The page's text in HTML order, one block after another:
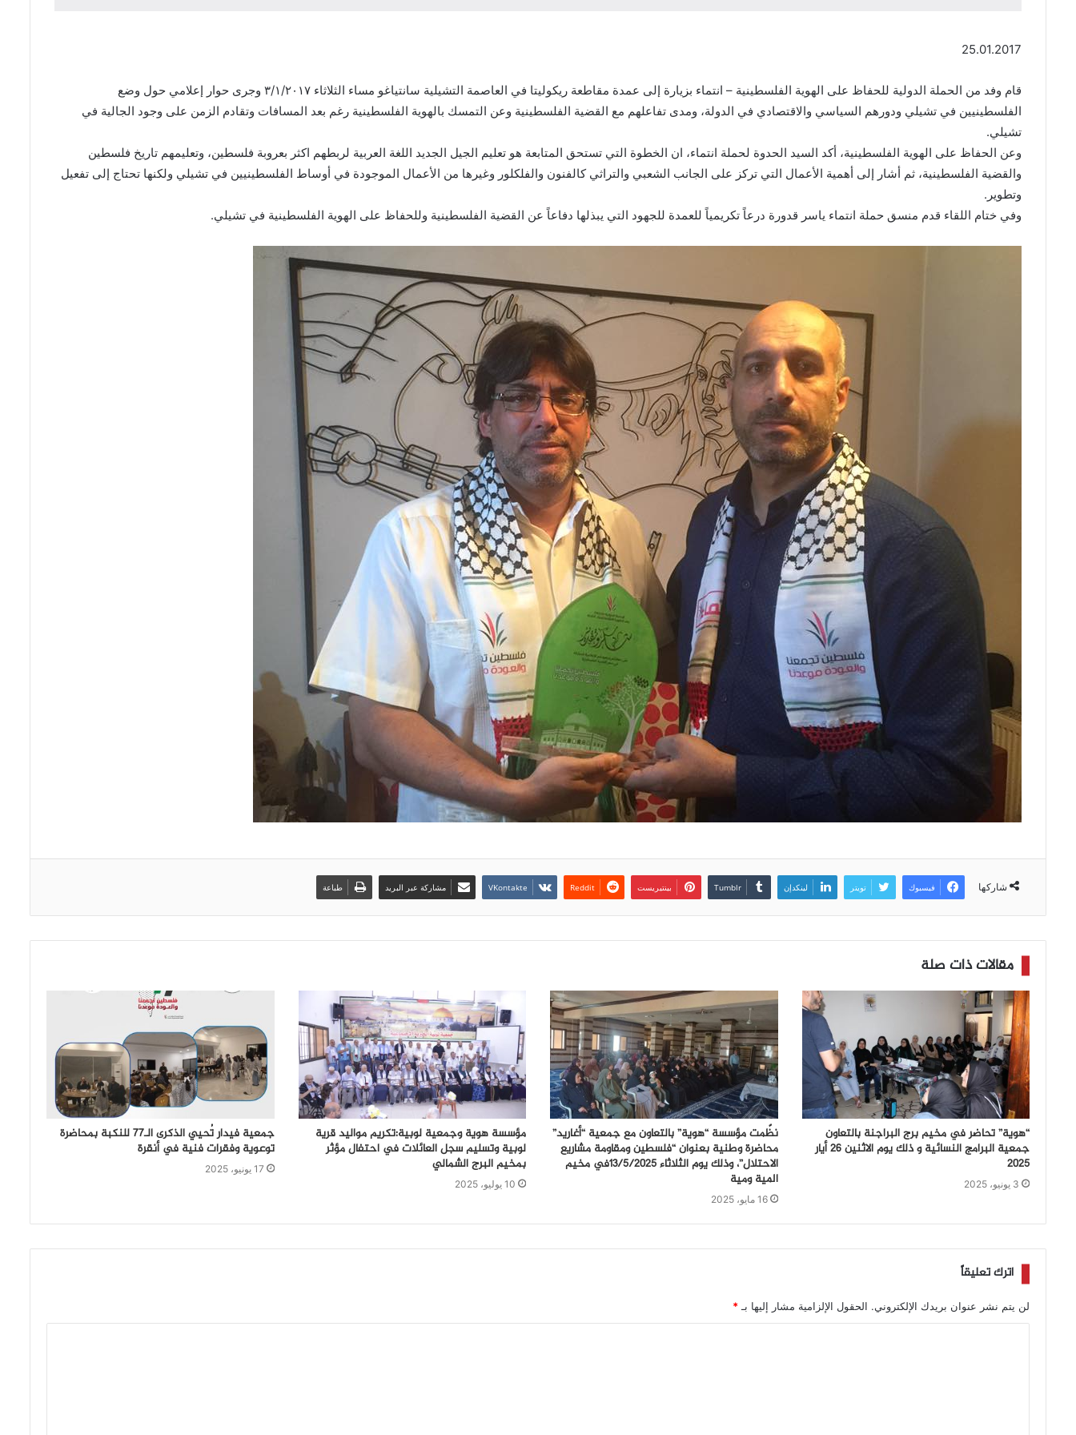
25.01.2017
قام وفد من الحملة الدولية للحفاظ على الهوية الفلسطينية – انتماء بزيارة إلى عمدة مقاطعة ريكوليتا في العاصمة التشيلية سانتياغو مساء الثلاثاء ٣/١/٢٠١٧ وجرى حوار إعلامي حول وضع
الفلسطينيين في تشيلي ودورهم السياسي والاقتصادي في الدولة، ومدى تفاعلهم مع القضية الفلسطينية وعن التمسك بالهوية الفلسطينية رغم بعد المسافات وتقادم الزمن على وجود الجالية في
تشيلي.
وعن الحفاظ على الهوية الفلسطينية، أكد السيد الحدوة لحملة انتماء، ان الخطوة التي تستحق المتابعة هو تعليم الجيل الجديد اللغة العربية لربطهم اكثر بعروبة فلسطين، وتعليمهم تاريخ فلسطين
والقضية الفلسطينية، ثم أشار إلى أهمية الأعمال التي تركز على الجانب الشعبي والتراثي كالفنون والفلكلور وغيرها من الأعمال الموجودة في أوساط الفلسطينيين في تشيلي ولكنها تحتاج إلى تفعيل
وتطوير.
وفي ختام اللقاء قدم منسق حملة انتماء ياسر قدورة درعاً تكريمياً للعمدة للجهود التي يبذلها دفاعاً عن القضية الفلسطينية وللحفاظ على الهوية الفلسطينية في تشيلي.
شاركها فيسبوك تويتر لينكدإن بينتيريست مشاركة عبر البريد طباعة
مقالات ذات صلة
“هوية” تحاضر في مخيم برج البراجنة بالتعاون
جمعية البرامج النسائية و ذلك يوم الاثنين 26 أيار
2025
3 يونيو، 2025
نظّمت مؤسسة “هوية” بالتعاون مع جمعية “أغاريد”
محاضرة وطنية بعنوان “فلسطين ومقاومة مشاريع
الاحتلال”، وذلك يوم الثلاثاء 13/5/2025في مخيم
المية ومية
16 مايو، 2025
مؤسسة هوية وجمعية لوبية:تكريم مواليد قرية
لوبية وتسليم سجل العائلات في احتفال مؤثر
بمخيم البرج الشمالي
10 يوليو، 2025
جمعية فيدار تُحيي الذكرى الـ77 للنكبة بمحاضرة
توعوية وفقرات فنية في أنقرة
17 يونيو، 2025
اترك تعليقاً
لن يتم نشر عنوان بريدك الإلكتروني. الحقول الإلزامية مشار إليها بـ*